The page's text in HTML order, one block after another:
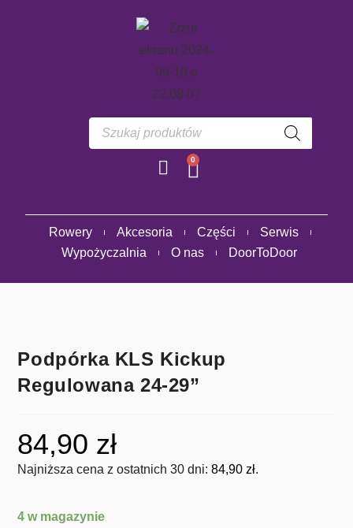
0
Rowery Akcesoria Części
Serwis
Wypożyczalnia
O nas DoorToDoor
Podpórka KLS Kickup
Regulowana 24-29”
84,90 zł
Najniższa cena z ostatnich 30 dni:84,90zł.
4 w magazynie